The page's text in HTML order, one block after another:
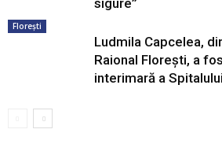
sigure”
Florești
Ludmila Capcelea,
Raional Florești, a
interimară a